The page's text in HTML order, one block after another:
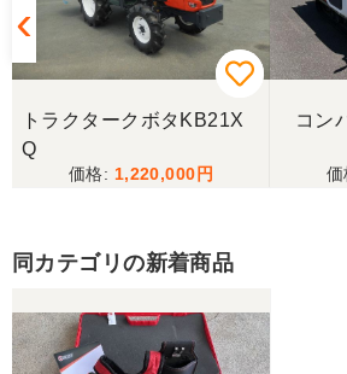
山梨県／樋野進悦
メールの返信がなかったので、
からキャンセルのメールを送っ
うございました。
山梨県／じん
トラクタークボタKB21X
Q
1,220,000
コン
同カテゴリの新着商品